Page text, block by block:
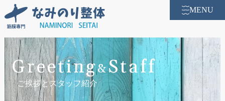
MENU
Greeting&Staff
ご挨拶とスタッフ紹介